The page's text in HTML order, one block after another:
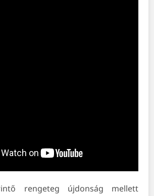
rengeteg újdonság mellett